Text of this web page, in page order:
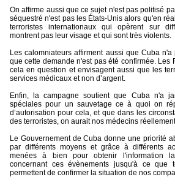
On affirme aussi que ce sujet n'est pas politisé
séquestré n'est pas les États-Unis alors qu'en
terroristes internationaux qui opèrent sur
montrent pas leur visage et qui sont très violents.
Les calomniateurs affirment aussi que Cuba
que cette demande n'est pas été confirmée. Les
cela en question et envisagent aussi que les
services médicaux et non d’argent.
Enfin, la campagne soutient que Cuba n'a
spéciales pour un sauvetage ce à quoi on
d’autorisation pour cela, et que dans les
des terroristes, on aurait nos médecins
Le Gouvernement de Cuba donne une priorité
par différents moyens et grâce à différents
menées à bien pour obtenir l'information
concernant ces évènements jusqu'à ce que
permettent de confirmer la situation de nos